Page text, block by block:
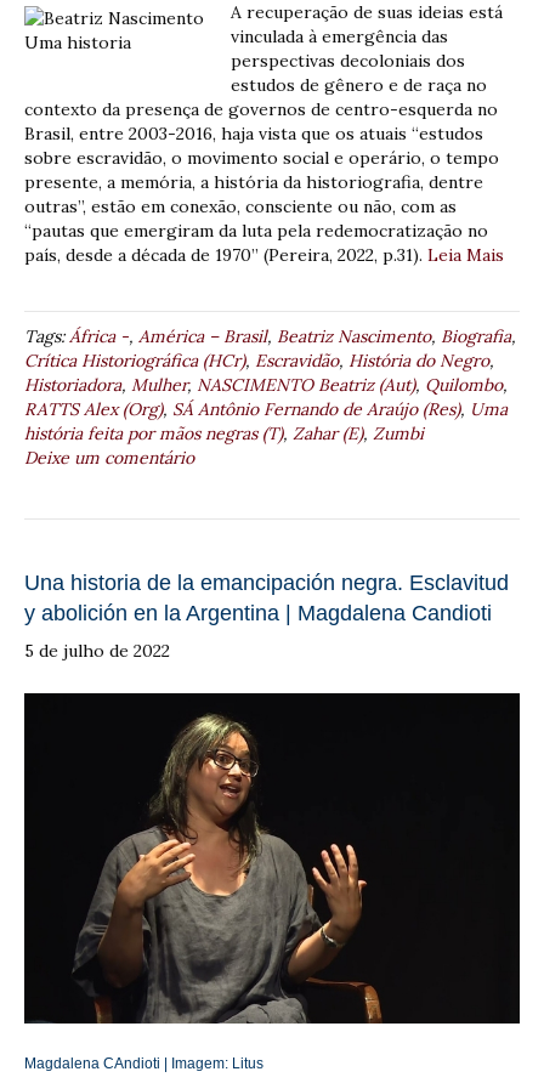
A recuperação de suas ideias está
vinculada à emergência das
perspectivas decoloniais dos
estudos de gênero e de raça no
contexto da presença de governos de centro-esquerda no
Brasil, entre 2003-2016, haja vista que os atuais “estudos
sobre escravidão, o movimento social e operário, o tempo
presente, a memória, a história da historiografia, dentre
outras”, estão em conexão, consciente ou não, com as
“pautas que emergiram da luta pela redemocratização no
país, desde a década de 1970” (Pereira, 2022, p.31). Leia Mais
Tags:África -, América – Brasil, Beatriz Nascimento, Biografia,
Crítica Historiográfica (HCr), Escravidão, História do Negro,
Historiadora, Mulher, NASCIMENTO Beatriz (Aut), Quilombo,
RATTS Alex (Org), SÁ Antônio Fernando de Araújo (Res), Uma
história feita por mãos negras (T), Zahar (E), Zumbi
Deixe um comentário
Una historia de la emancipación negra. Esclavitud
y abolición en la Argentina | Magdalena Candioti
5 de julho de 2022
Magdalena CAndioti | Imagem: Litus